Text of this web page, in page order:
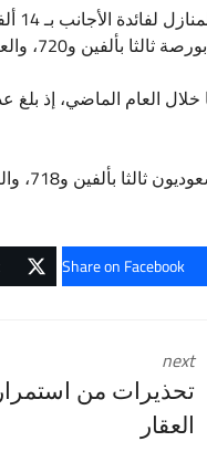
Share on Facebook
next
تحذيرات من
العقار